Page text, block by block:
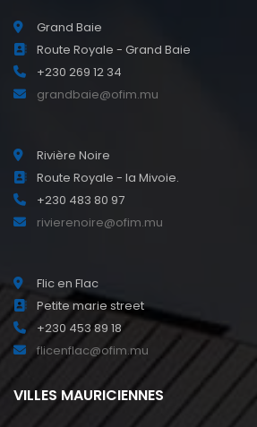
Grand Baie
Route Royale - Grand Baie
+230 269 12 34
grandbaie@ofim.mu
Rivière Noire
Route Royale - la Mivoie.
+230 483 80 97
rivierenoire@ofim.mu
Flic en Flac
Petite marie street
+230 453 89 18
flicenflac@ofim.mu
VILLES MAURICIENNES